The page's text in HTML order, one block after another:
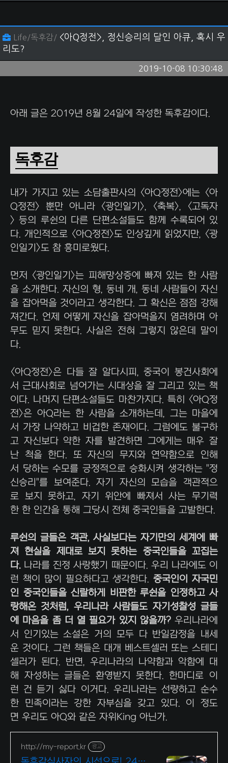
Life/독후감/ <아Q정전>, 정신승리의 달인 아큐, 혹시 우
리도?
2019-10-08 10:30:48
아래 글은 2019년 8월 24일에 작성한 독후감이다.
독후감
내가 가지고 있는 소담출판사의 <아Q정전>에는 <아
Q정전> 뿐만 아니라 <광인일기>, <축복>, <고독자
> 등의 루쉰의 다른 단편소설들도 함께 수록되어 있
다. 개인적으로 <아Q정전>도 인상깊게 읽었지만, <광
인일기>도 참 흥미로웠다.
먼저 <광인일기>는 피해망상증에 빠져 있는 한 사람
을 소개한다. 자신의 형, 동네 개, 동네 사람들이 자신
을 잡아먹을 것이라고 생각한다. 그 확신은 점점 강해
져간다. 언제 어떻게 자신을 잡아먹을지 염려하며 아
무도 믿지 못한다. 사실은 전혀 그렇지 않은데 말이
다.
<아Q정전>은 다들 잘 알다시피, 중국이 봉건사회에
서 근대사회로 넘어가는 시대상을 잘 그리고 있는 책
이다. 나머지 단편소설들도 마찬가지다. 특히 <아Q정
전>은 아Q라는 한 사람을 소개하는데, 그는 마을에
서 가장 나약하고 비겁한 존재이다. 그럼에도 불구하
고 자신보다 약한 자를 발견하면 그에게는 매우 잘
난 척을 한다. 또 자신의 무지와 연약함으로 인해
서 당하는 수모를 긍정적으로 승화시켜 생각하는 "정
신승리"를 보여준다. 자기 자신의 모습을 객관적으
로 보지 못하고, 자기 위안에 빠져서 사는 무기력
한 한 인간을 통해 그당시 전체 중국인들을 고발한다.
루쉰의 글들은 객관, 사실보다는 자기만의 세계에 빠
져 현실을 제대로 보지 못하는 중국인들을 꼬집는
다. 나라를 진정 사랑했기 때문이다. 우리 나라에도 이
런 책이 많이 필요하다고 생각한다.중국인이 자국민
인 중국인들을 신랄하게 비판한 루쉰을 인정하고 사
랑해온 것처럼, 우리나라 사람들도 자기성찰성 글들
에 마음을 좀 더 열 필요가 있지 않을까? 우리나라에
서 인기있는 소설은 거의 모두 다 반일감정을 내세
운 것이다. 그런 책들은 대개 베스트셀러 또는 스테디
셀러가 된다. 반면, 우리나라의 나약함과 악함에 대
해 자성하는 글들은 환영받지 못한다. 한마디로 이
런 건 듣기 싫다 이거다. 우리나라는 선량하고 순수
한 민족이라는 강한 자부심을 갖고 있다. 이 정도
면 우리도 아Q와 같은 자위King 아닌가.
http://my-report.kr 광고